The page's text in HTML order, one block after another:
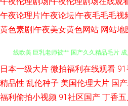
午夜论理片|午夜论坛|午夜毛毛毛
黄色素剧|午夜美女黄色网站 网站地
美女在线视频一区 色情AV免费在线网站
线欧美 巨乳老师被艹 国产久久精品毛片
日本一级大片 微拍福利在线观看
精品性 乱伦种子 美国伦理大片 国
福利偷拍小视频 91社区国产 丁香